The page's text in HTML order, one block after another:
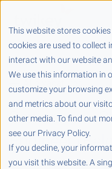
This website stores
cookies are used to
interact with our website
We use this information in
customize your browsing
and metrics about our
other media. To find out
see our Privacy Policy.
If you decline, your
you visit this website. A
Alle vacatures
Senior
Engineer